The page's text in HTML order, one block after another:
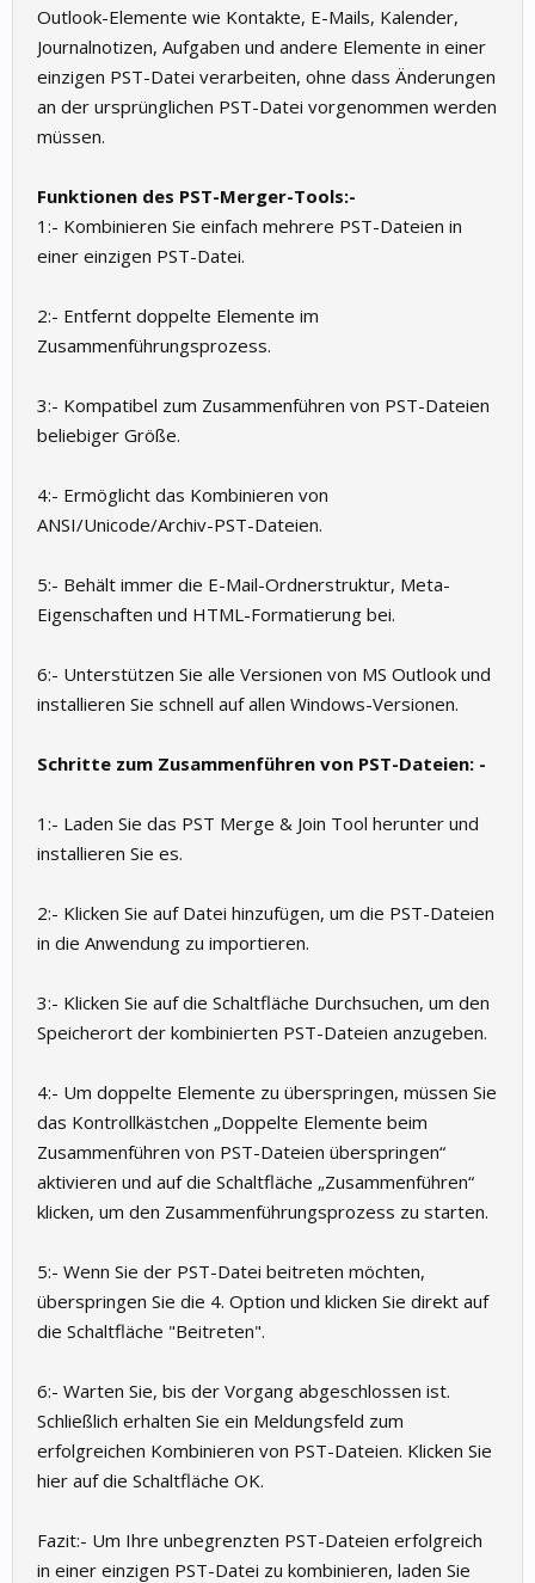
Outlook-Elemente wie Kontakte, E-Mails, Kalender,
Journalnotizen, Aufgaben und andere Elemente in einer
einzigen PST-Datei verarbeiten, ohne dass Änderungen
an der ursprünglichen PST-Datei vorgenommen werden
müssen.
Funktionen des PST-Merger-Tools:-
1:- Kombinieren Sie einfach mehrere PST-Dateien in
einer einzigen PST-Datei.
2:- Entfernt doppelte Elemente im
Zusammenführungsprozess.
3:- Kompatibel zum Zusammenführen von PST-Dateien
beliebiger Größe.
4:- Ermöglicht das Kombinieren von
ANSI/Unicode/Archiv-PST-Dateien.
5:- Behält immer die E-Mail-Ordnerstruktur, Meta-
Eigenschaften und HTML-Formatierung bei.
6:- Unterstützen Sie alle Versionen von MS Outlook und
installieren Sie schnell auf allen Windows-Versionen.
Schritte zum Zusammenführen von PST-Dateien: -
1:- Laden Sie das PST Merge & Join Tool herunter und
installieren Sie es.
2:- Klicken Sie auf Datei hinzufügen, um die PST-Dateien
in die Anwendung zu importieren.
3:- Klicken Sie auf die Schaltfläche Durchsuchen, um den
Speicherort der kombinierten PST-Dateien anzugeben.
4:- Um doppelte Elemente zu überspringen, müssen Sie
das Kontrollkästchen „Doppelte Elemente beim
Zusammenführen von PST-Dateien überspringen“
aktivieren und auf die Schaltfläche „Zusammenführen“
klicken, um den Zusammenführungsprozess zu starten.
5:- Wenn Sie der PST-Datei beitreten möchten,
überspringen Sie die 4. Option und klicken Sie direkt auf
die Schaltfläche "Beitreten".
6:- Warten Sie, bis der Vorgang abgeschlossen ist.
Schließlich erhalten Sie ein Meldungsfeld zum
erfolgreichen Kombinieren von PST-Dateien. Klicken Sie
hier auf die Schaltfläche OK.
Fazit:- Um Ihre unbegrenzten PST-Dateien erfolgreich
in einer einzigen PST-Datei zu kombinieren, laden Sie